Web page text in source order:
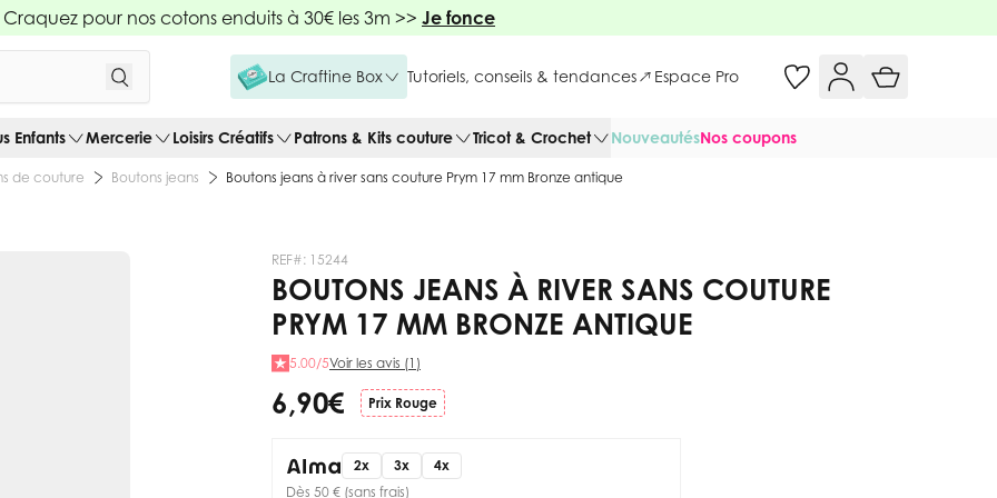
Craquez pour nos cotons enduits à 30€ les 3m >> Je fonce
La Craftine Box Tutoriels, conseils & tendances Espace Pro
Enfants Mercerie Loisirs Créatifs Patrons & Kits couture Tricot & Crochet NouveautésNos coupons
de couture Boutons jeans Boutons jeans à river sans couture Prym 17 mm Bronze antique
REF#: 15244
BOUTONS JEANS À RIVER SANS COUTURE
PRYM 17 MM BRONZE ANTIQUE
5.00/5Voir les avis (1)
6,90 € Prix Rouge
2x 3x
4x
Dès 50 € (sans frais)